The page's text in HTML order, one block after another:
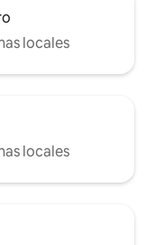
locales
locales